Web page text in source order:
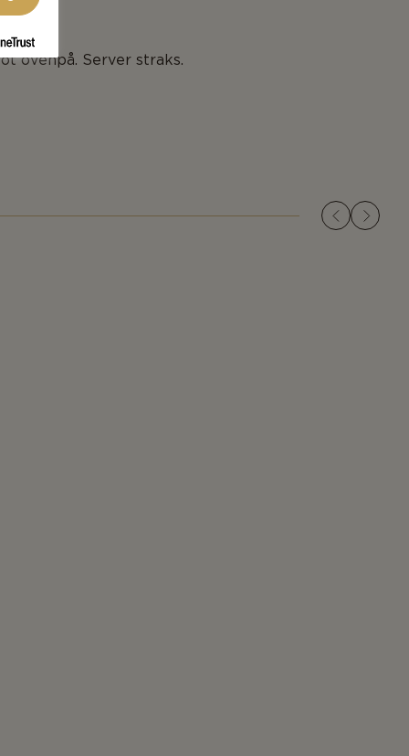
ovenpå. Server straks.